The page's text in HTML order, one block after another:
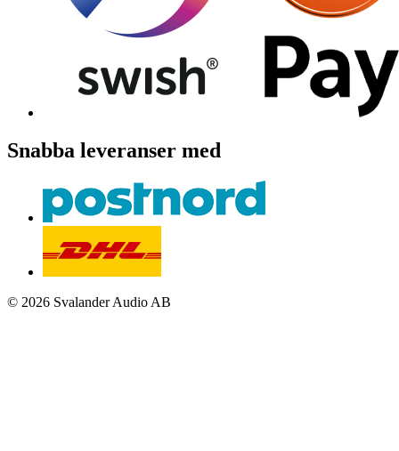
Snabba leveranser med
© 2026 Svalander Audio AB